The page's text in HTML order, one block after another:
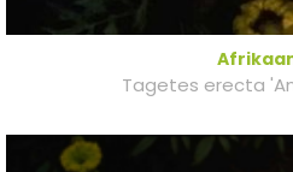
Tagetes erecta